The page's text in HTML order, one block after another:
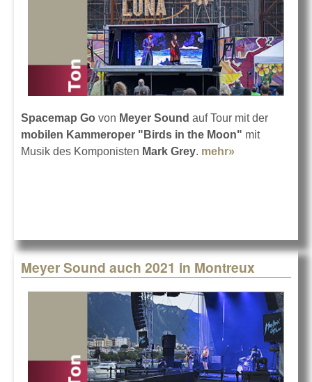
Spacemap Go von Meyer Sound auf Tour mit der
mobilen Kammeroper "Birds in the Moon" mit
Musik des Komponisten Mark Grey. mehr»
Meyer Sound auch 2021 in Montreux